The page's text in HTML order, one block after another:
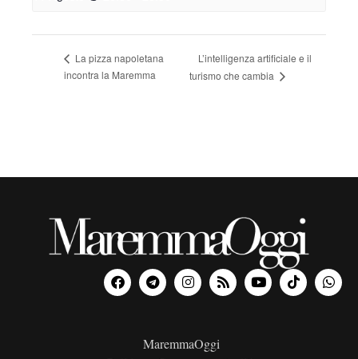
La pizza napoletana
incontra la Maremma
L’intelligenza artificiale e il
turismo che cambia
MaremmaOggi